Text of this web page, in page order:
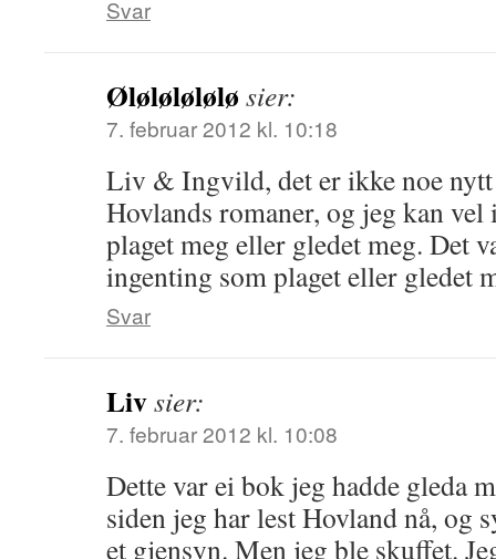
Svar
Ølølølølølø sier:
7. februar 2012 kl. 10:18
Liv & Ingvild, det er ikke noe nytt
Hovlands romaner, og jeg kan vel
plaget meg eller gledet meg. Det
ingenting som plaget eller gledet
Svar
Livsier:
7. februar 2012 kl. 10:08
Dette var ei bok jeg hadde gleda
siden jeg har lest Hovland nå, og
et gjensyn. Men jeg ble skuffet.